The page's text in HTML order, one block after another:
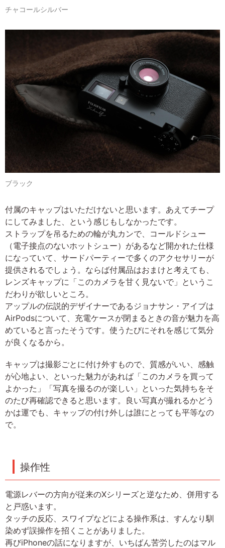
チャコールシルバー
ブラック
付属のキャップはいただけないと思います。あえてチープ
にしてみました、という感じもしなかったです。
ストラップを吊るための輪が丸カンで、コールドシュー
（電子接点のないホットシュー）があるなど開かれた仕様
になっていて、サードパーティーで多くのアクセサリーが
提供されるでしょう。ならば付属品はおまけと考えても、
レンズキャップに「このカメラを甘く見ないで」というこ
だわりが欲しいところ。
アップルの伝説的デザイナーであるジョナサン・アイブは
AirPodsについて、充電ケースが閉まるときの音が魅力を高
めていると言ったそうです。使うたびにそれを感じて気分
が良くなるから。
キャップは撮影ごとに付け外すもので、質感がいい、感触
が心地よい、といった魅力があれば「このカメラを買って
よかった」「写真を撮るのが楽しい」といった気持ちをそ
のたび再確認できると思います。良い写真が撮れるかどう
かは運でも、キャップの付け外しは誰にとっても平等なの
で。
操作性
電源レバーの方向が従来のXシリーズと逆なため、併用する
と戸惑います。
タッチの反応、スワイプなどによる操作系は、すんなり馴
染めず誤操作を招くことがありました。
再びiPhoneの話になりますが、いちばん苦労したのはマル